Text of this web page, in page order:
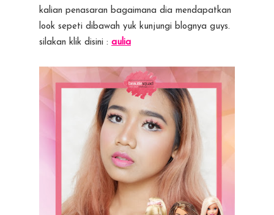
kalian penasaran bagaimana dia mendapatkan
look sepeti dibawah yuk kunjungi blognya guys.
silakan klik disini : aulia